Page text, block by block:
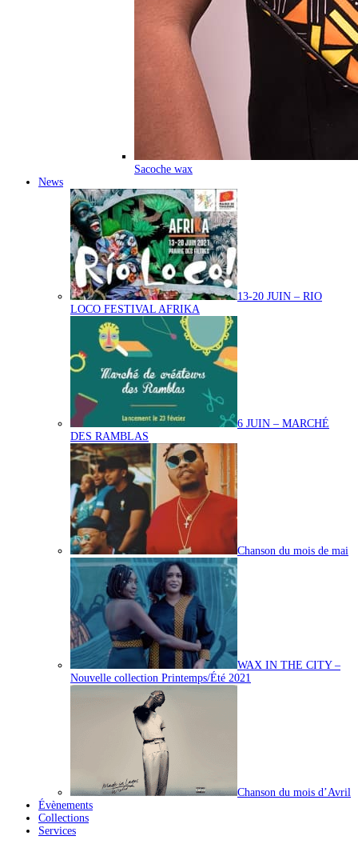
Sacoche wax
News
13-20 JUIN – RIO
LOCO FESTIVAL AFRIKA
6 JUIN – MARCHÉ
DES RAMBLAS
Chanson du mois de mai
WAX IN THE CITY –
Nouvelle collection Printemps/Été 2021
Chanson du mois d’Avril
Évènements
Collections
Services